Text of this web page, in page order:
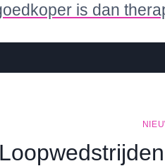
is dan